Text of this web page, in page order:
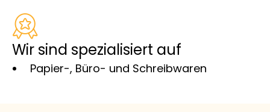
Wir sind spezialisiert auf
Papier-, Büro- und Schreibwaren